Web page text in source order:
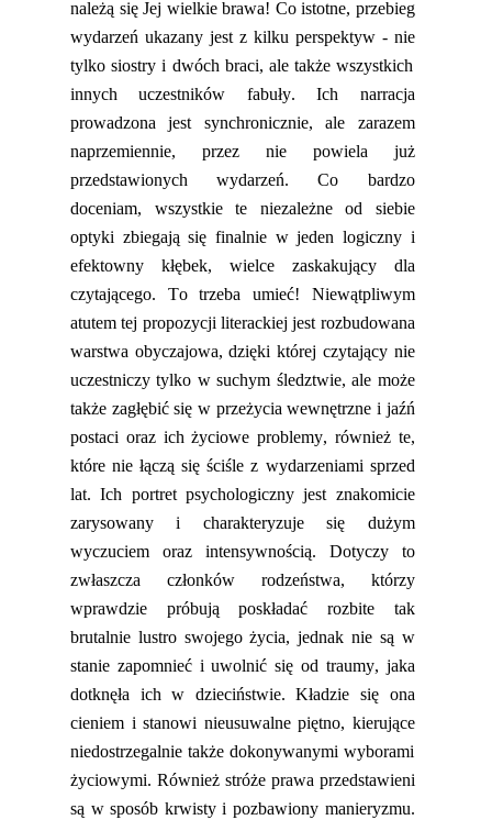
należą się Jej wielkie brawa! Co istotne, przebieg
wydarzeń ukazany jest z kilku perspektyw - nie
tylko siostry i dwóch braci, ale także wszystkich
innych uczestników fabuły. Ich narracja
prowadzona jest synchronicznie, ale zarazem
naprzemiennie, przez nie powiela już
przedstawionych wydarzeń. Co bardzo
doceniam, wszystkie te niezależne od siebie
optyki zbiegająsię finalnie w jeden logiczny i
efektowny kłębek, wielce zaskakujący dla
czytającego. To trzeba umieć!
Niewątpliwym
atutem tej propozycji literackiej jest rozbudowana
warstwa obyczajowa, dziękiktórej czytający nie
uczestniczy tylko w suchym śledztwie, ale może
także zagłębić się w przeżycia wewnętrzne i jaźń
postaci oraz ich życiowe problemy, równieżte,
które nie łączą się ściśle z wydarzeniami sprzed
lat. Ich portret psychologiczny jest znakomicie
zarysowany i charakteryzujesię dużym
wyczuciem oraz intensywnością. Dotyczy to
zwłaszcza członków rodzeństwa, którzy
wprawdzie próbują poskładać rozbite tak
brutalnie lustro swojego życia, jednak nie są w
stanie zapomnieć i uwolnić się od traumy, jaka
dotknęła ich w dzieciństwie. Kładzie się ona
cieniem istanowi nieusuwalne piętno, kierujące
niedostrzegalnie także dokonywanymi wyborami
życiowymi. Równieżstróże prawa przedstawieni
są w sposób krwisty i pozbawiony manieryzmu.